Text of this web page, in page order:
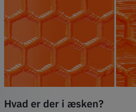
Hvad er der i æsken?